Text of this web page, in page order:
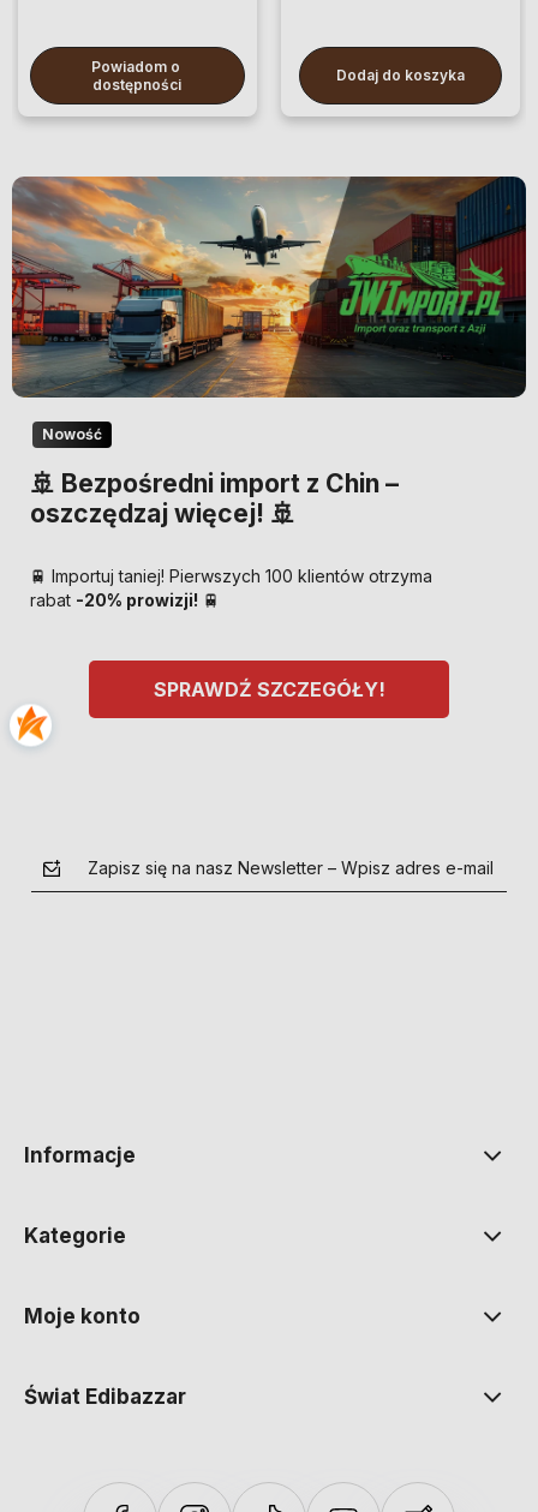
Powiadom o
dostępności
Dodaj do koszyka
Nowość
🚢 Bezpośredni import z Chin –
oszczędzaj więcej! 🚢
🚆 Importuj taniej! Pierwszych 100 klientów otrzyma
rabat -20% prowizji! 🚆
SPRAWDŹ SZCZEGÓŁY!
Zapisz się na nasz Newsletter – Wpisz adres e-mail
Informacje
Kategorie
Moje konto
Świat Edibazzar